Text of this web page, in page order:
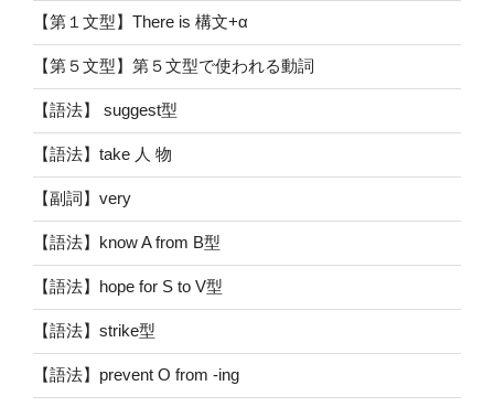
【第１文型】There is 構文+α
【第５文型】第５文型で使われる動詞
【語法】 suggest型
【語法】take 人 物
【副詞】very
【語法】know A from B型
【語法】hope for S to V型
【語法】strike型
【語法】prevent O from -ing